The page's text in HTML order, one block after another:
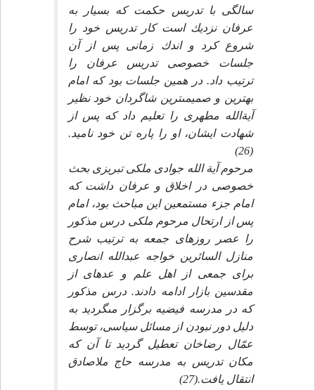
سالگى با تدريس حكمت كه بسيار به
عرفان نزديك است كار تدريس خود را
شروع كرد و اندك زمانى پس از آن
جلسات خصوصى تدريس عرفان را
ترتيب داد. در همين جلسات بود كه امام
بهترين و صميمى‏ترين شاگردان خود نظير
آيةالله مطهرى را تعليم داد كه پس از
شهادت ايشان، او را پاره تن خود ناميد.
(26)
مرحوم آية الله جوادى ملكى تبريزى بحث
خصوصى در اخلاق و عرفان داشت كه
امام جزء مستمعين اين مباحث بود، امام
پس از ارتحال مرحوم ملكى درس مذكور
را عصر روزهاى جمعه به ترتيب شرح
منازل السائرين خواجه عبدالله انصارى
براى جمعى از اهل علم و عده‏اى از
مقدسين بازار ادامه دادند. درس مذكور
كه در مدرسه فيضيه برگزار مى‏گرديد به
دليل دور نبودن از مسائل سياسى، توسط
عمّال رضاخان تعطيل گرديد تا آن كه
مكان تدريس به مدرسه حاج ملاصادق
انتقال يافت.(27)